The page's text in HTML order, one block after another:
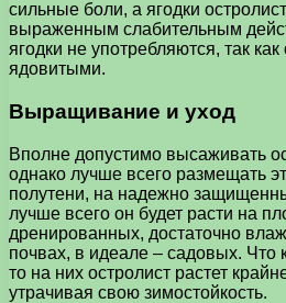
сильные боли, а ягодки
выраженным слабительным
ягодки не употребляются, так
ядовитыми.
Выращивание и уход
Вполне допустимо высаживать
однако лучше всего размещать
полутени, на надежно
лучше всего он будет расти на
дренированных, достаточно
почвах, в идеале – садовых. Что
то на них остролист растет
утрачивая свою зимостойкость.